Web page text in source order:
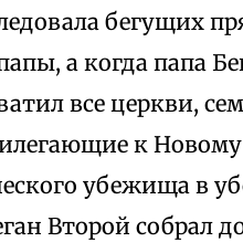
бегущих
а когда папа
все церкви,
к
убежища в
Второй собрал